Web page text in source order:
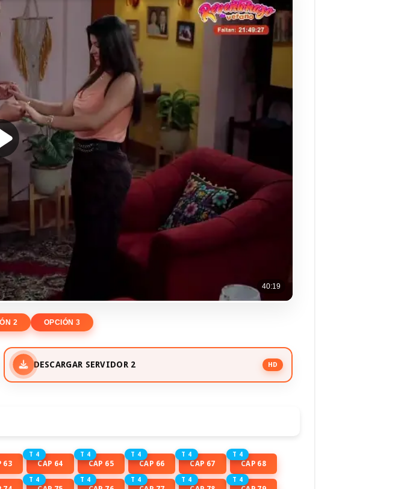
2 OPCIÓN 3
DESCARGAR SERVIDOR 2 HD
63
T 4
CAP 64
T 4
CAP 65
T 4
CAP 66
T 4
CAP 67
T 4
CAP 68
T 4 T 4 T 4 T 4 T 4